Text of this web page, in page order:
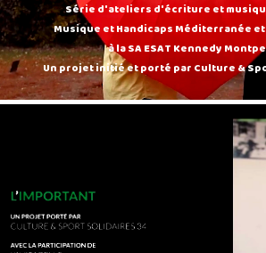
Série d'ateliers d'écriture et
Musique et Handicaps Méditerranée
à la SA ESAT Kennedy
Un projet initié et porté par Culture &